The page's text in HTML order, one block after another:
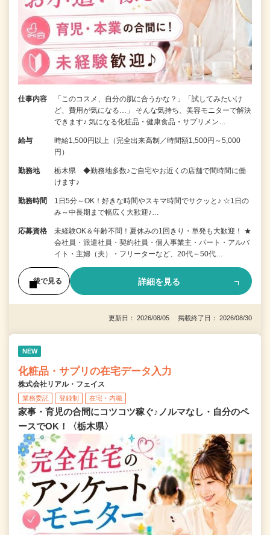
仕事内容
「このコスメ、自分の肌に合うかな？」「試してみたいけ
ど、費用が気になる…」 そんな気持ち、美容モニターで解決
できます♪ 気になる化粧品・健康食品・サプリメン…
給与
時給1,500円以上（完全出来高制／時間額1,500円～5,000
円）
勤務地
栃木県 ◆勤務地多数♪ご自宅やお近くの店舗で間時間に働
けます♪
勤務時間
1日5分～OK！好きな時間やスキマ時間でサクッと♪ ☆1日の
み～中長期まで幅広く大歓迎♪…
応募資格
未経験OK＆年齢不問！夏休みの1回きり・単発も大歓迎！ ★
会社員・派遣社員・契約社員・個人事業主・パート・アルバ
イト・主婦（夫）・フリーターなど、20代～50代…
後で見る 詳細を見る
更新日： 2026/08/05 掲載終了日： 2026/08/30
NEW
化粧品・サプリの在宅データ入力
株式会社リアル・フェイス
業務委託 登録制 在宅・内職
家事・育児の合間にコツコツ稼ぐ♪ノルマなし・自分のペ
ースでOK！〈栃木県〉